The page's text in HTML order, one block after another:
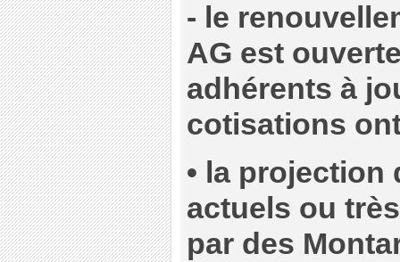
- le
AG est
adhérents à
cotisations
• la projection
actuels ou
par des